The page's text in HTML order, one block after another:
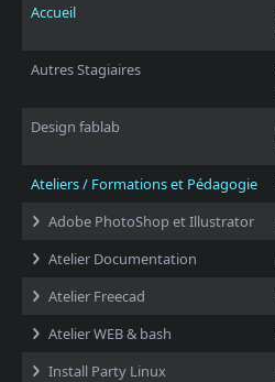
Accueil
Autres Stagiaires
Design fablab
Ateliers / Formations et Pédagogie
Adobe PhotoShop et Illustrator
Atelier Documentation
Atelier Freecad
Atelier WEB & bash
Install Party Linux